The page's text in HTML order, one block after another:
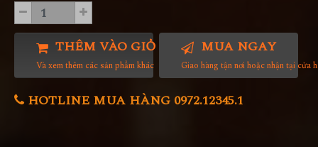
THÊM VÀO GIỎ HÀNG
Và xem thêm các sản phẩm khác
MUA NGAY
Giao hàng tận nơi hoặc nhận tại cửa
HOTLINE MUA HÀNG 0972.12345.1